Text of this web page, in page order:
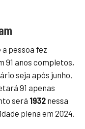
a pessoa fez
91 anos completos,
seja após junho,
91 apenas
será 1932 nessa
plena em 2024.